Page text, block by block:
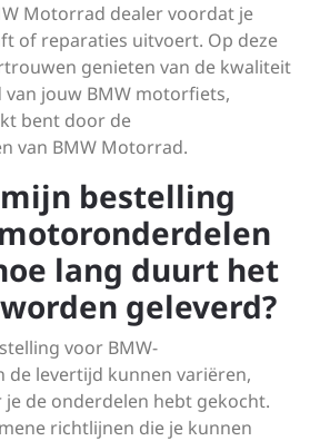
Motorrad dealer voordat je
of reparaties uitvoert. Op deze
genieten van de kwaliteit
jouw BMW motorfiets,
bent door de
van BMW Motorrad.
bestelling
lang duurt het
geleverd?
voor BMW-
levertijd kunnen variëren,
de onderdelen hebt gekocht.
richtlijnen die je kunnen